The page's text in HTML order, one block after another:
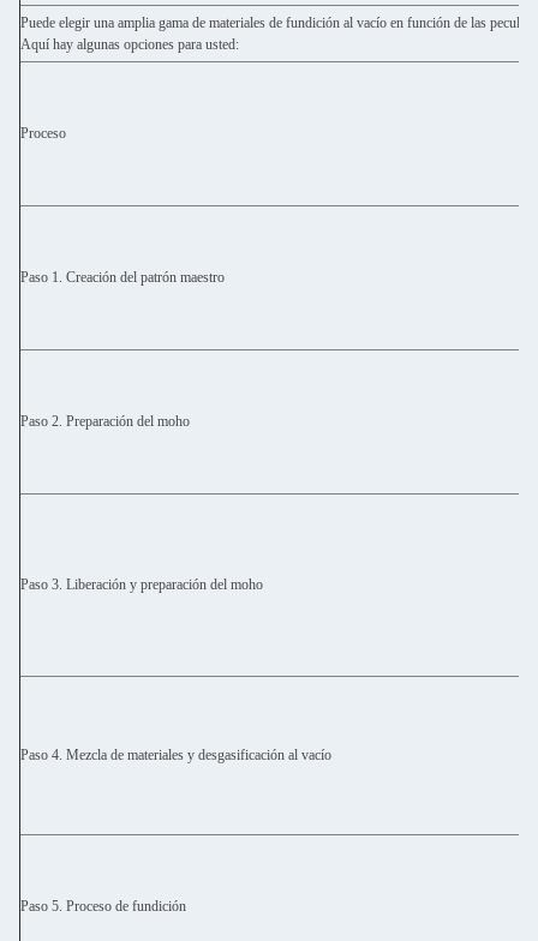
Puede elegir una amplia gama de materiales de fundición al vacío en función de las
Aquí hay algunas opciones para usted:
Proceso
Paso 1. Creación del patrón maestro
Paso 2. Preparación del moho
Paso 3. Liberación y preparación del moho
Paso 4. Mezcla de materiales y desgasificación al vacío
Paso 5. Proceso de fundición